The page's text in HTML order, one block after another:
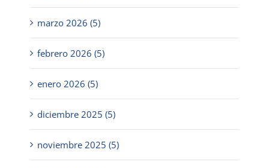
marzo 2026 (5)
febrero 2026 (5)
enero 2026 (5)
diciembre 2025 (5)
noviembre 2025 (5)